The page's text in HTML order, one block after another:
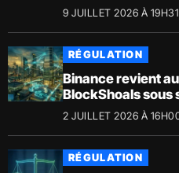
9 JUILLET 2026 À 19H31
RÉGULATION
Binance revient
BlockShoals sous
2 JUILLET 2026 À
RÉGULATION